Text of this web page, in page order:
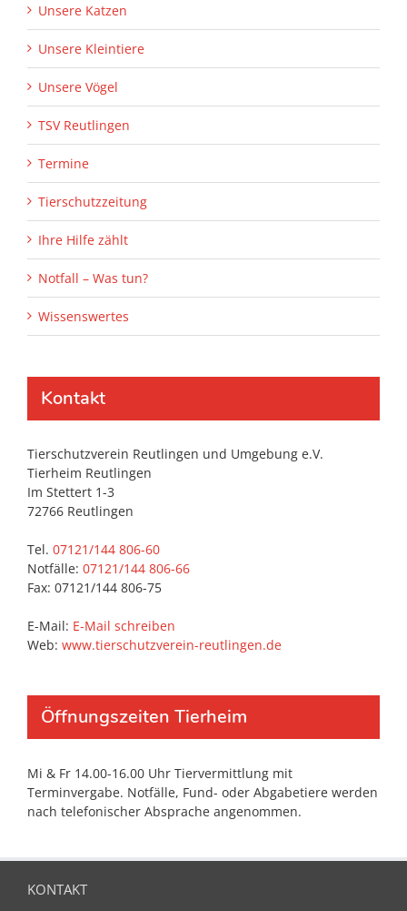
v
e
:
Unsere Katzen
Unsere Kleintiere
Unsere Vögel
TSV Reutlingen
Termine
Tierschutzzeitung
Ihre Hilfe zählt
Notfall – Was tun?
Wissenswertes
Kontakt
Tierschutzverein Reutlingen und Umgebung e.V.
Tierheim Reutlingen
Im Stettert 1-3
72766 Reutlingen
Tel. 07121/144 806-60
Notfälle: 07121/144 806-66
Fax: 07121/144 806-75
E-Mail: E-Mail schreiben
Web: www.tierschutzverein-reutlingen.de
Öffnungszeiten Tierheim
Mi & Fr 14.00-16.00 Uhr Tiervermittlung mit
Terminvergabe. Notfälle, Fund- oder Abgabetiere werden
nach telefonischer Absprache angenommen.
KONTAKT